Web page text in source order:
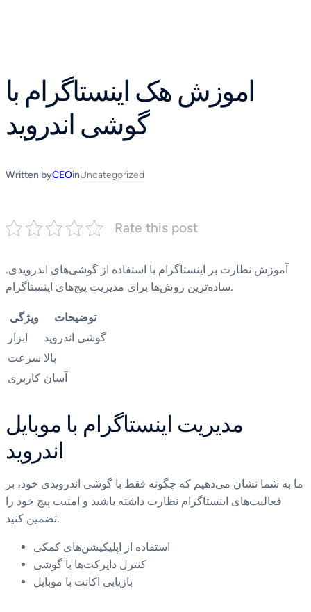
اموزش هک اینستاگرام با
گوشی اندروید
Written byCEOinUncategorized
Rate this post
آموزش نظارت بر اینستاگرام با استفاده از گوشی‌های اندرویدی.
ساده‌ترین روش‌ها برای مدیریت پیج‌های اینستاگرام.
ویژگی
توضیحات
ابزار
گوشی اندروید
سرعت بالا
کاربری آسان
مدیریت اینستاگرام با موبایل
اندروید
ما به شما نشان می‌دهیم که چگونه فقط با گوشی اندرویدی خود، بر
فعالیت‌های اینستاگرام نظارت داشته باشید و امنیت پیج خود را
تضمین کنید.
استفاده از اپلیکیشن‌های کمکی
کنترل دایرکت‌ها با گوشی
بازیابی اکانت با موبایل